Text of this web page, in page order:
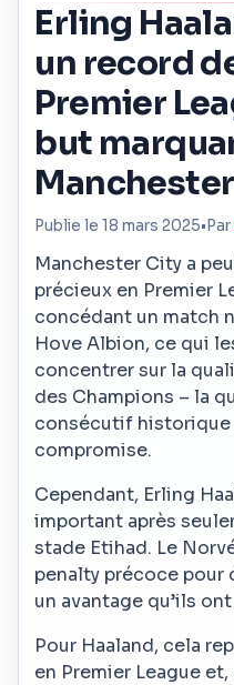
Erling
un record
Premier
but
Publie le 18 mars 2025• Par
Manchester City a
précieux en Premier
concédant un match
Hove Albion, ce qui
concentrer sur la
des Champions – la
consécutif historique
compromise.
Cependant, Erling
important après
stade Etihad. Le
penalty précoce pour
un avantage qu’ils
Pour Haaland, cela
en Premier League